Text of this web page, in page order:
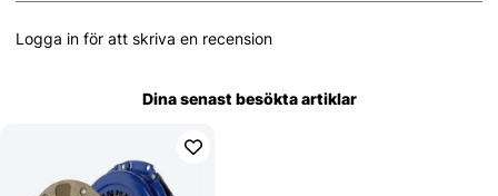
Logga in för att skriva en recension
Dina senast besökta artiklar